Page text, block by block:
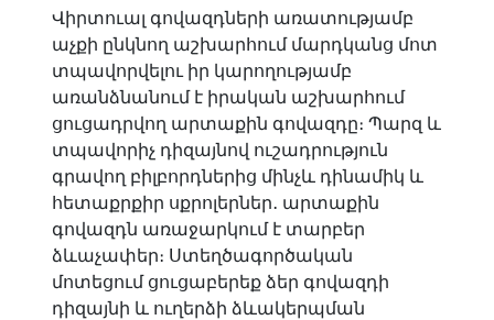
Վիրտուալ գովազդների առատությամբ
աչքի ընկնող աշխարհում մարդկանց մոտ
տպավորվելու իր կարողությամբ
առանձնանում է իրական աշխարհում
ցուցադրվող արտաքին գովազդը։ Պարզ և
տպավորիչ դիզայնով ուշադրություն
գրավող բիլբորդներից մինչև դինամիկ և
հետաքրքիր սքրոլերներ․ արտաքին
գովազդն առաջարկում է տարբեր
ձևաչափեր։ Ստեղծագործական
մոտեցում ցուցաբերեք ձեր գովազդի
դիզայնի և ուղերձի ձևակերպման